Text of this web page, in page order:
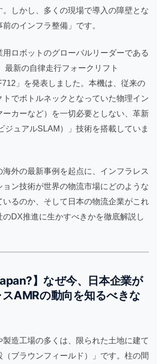
。しかし、多くの現場で導入の障壁とな
のインフラ整備」です。
用ロボットのグローバルリーダーである
最新の自律走行フォークリフト
」を発表しました。本機は、従来の
トでボトルネックとなっていた物理イン
ーカーなど）を一切必要としない、革新
ジュアルSLAM）」技術を搭載していま
外の最新事例を起点に、インフラレス
ョン技術が世界の物流市場にどのような
いるのか、そして日本の物流企業がこれ
のDX推進に生かすべきかを徹底解説し
】なぜ今、日本企業が
AMRの動向を知るべきな
製造工場の多くは、限られた土地に建て
（ブラウンフィールド）」です。柱の間